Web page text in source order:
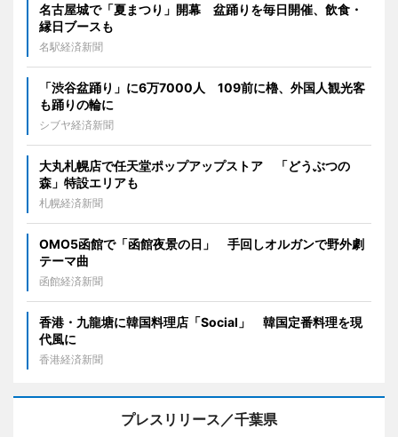
名古屋城で「夏まつり」開幕 盆踊りを毎日開催、飲食・
縁日ブースも
名駅経済新聞
「渋谷盆踊り」に6万7000人 109前に櫓、外国人観光客
も踊りの輪に
シブヤ経済新聞
大丸札幌店で任天堂ポップアップストア 「どうぶつの
森」特設エリアも
札幌経済新聞
OMO5函館で「函館夜景の日」 手回しオルガンで野外劇
テーマ曲
函館経済新聞
香港・九龍塘に韓国料理店「Social」 韓国定番料理を現
代風に
香港経済新聞
プレスリリース／千葉県